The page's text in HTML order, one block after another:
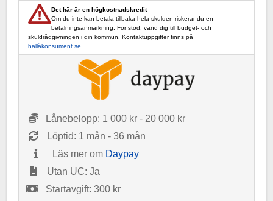
Det här är en högkostnadskredit
Om du inte kan betala tillbaka hela skulden riskerar du en
betalningsanmärkning. För stöd, vänd dig till budget- och
skuldrådgivningen i din kommun. Kontaktuppgifter finns på
hallåkonsument.se
Lånebelopp: 1 000 kr - 20 000 kr
Löptid: 1 mån - 36 mån
Läs mer om Daypay
Utan UC: Ja
Startavgift: 300 kr